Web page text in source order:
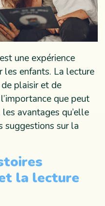
une expérience
les enfants. La lecture
plaisir et de
que peut
avantages qu’elle
suggestions sur la
la lecture